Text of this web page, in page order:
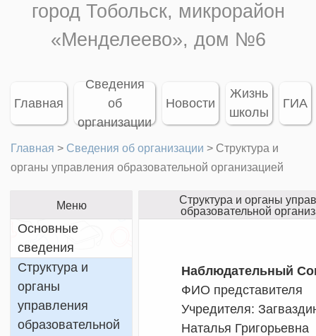
город Тобольск, микрорайон
«Менделеево», дом №6
Главная
Сведения
об
организации
Новости
Жизнь
школы
ГИА
Главная > Сведения об организации > Структура и
органы управления образовательной организацией
Меню
Основные
сведения
Структура и
органы
управления
образовательной
Структура и органы
образовательной
Наблюдательный
ФИО представителя
Учредителя:
Наталья Григорьевна